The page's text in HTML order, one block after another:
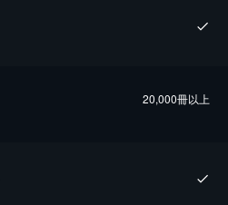
20,000冊以上